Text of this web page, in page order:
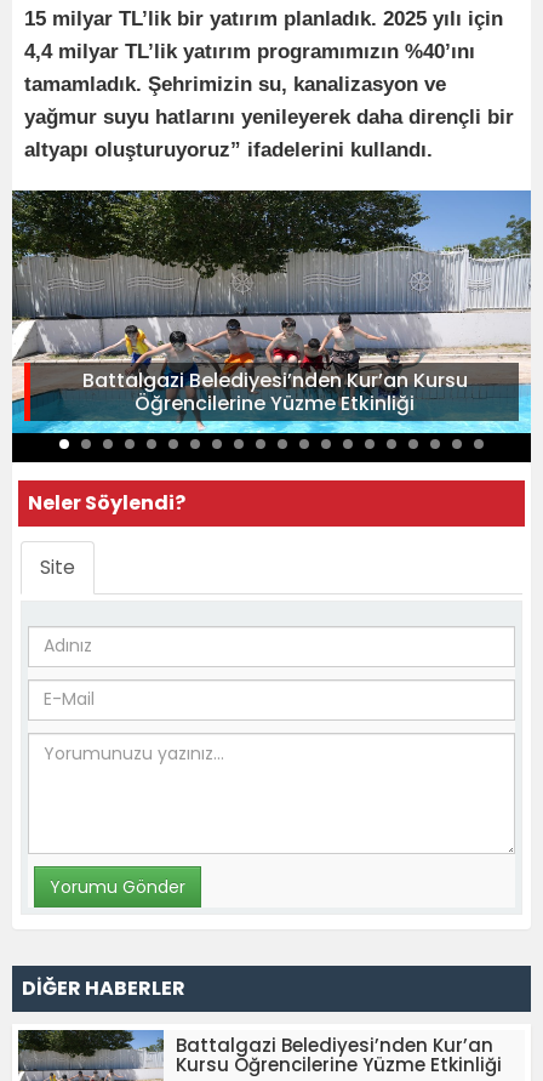
15 milyar TL’lik bir yatırım planladık. 2025 yılı için
4,4 milyar TL’lik yatırım programımızın %40’ını
tamamladık. Şehrimizin su, kanalizasyon ve
yağmur suyu hatlarını yenileyerek daha dirençli bir
altyapı oluşturuyoruz” ifadelerini kullandı.
Battalgazi Belediyesi’nden Kur’an Kursu
Öğrencilerine Yüzme Etkinliği
Neler Söylendi?
Site
DİĞER HABERLER
Battalgazi Belediyesi’nden Kur’an
Kursu Öğrencilerine Yüzme Etkinliği